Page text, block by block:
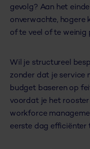
gevolg? Aan het
onverwachte, hogere
of te veel of te weinig
Wil je structureel
zonder dat je service
budget baseren op
voordat je het
workforce
eerste dag efficiënter